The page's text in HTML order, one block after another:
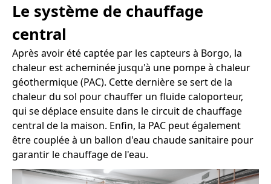
Le système de chauffage
central
Après avoir été captée par les capteurs à Borgo, la
chaleur est acheminée jusqu'à une pompe à chaleur
géothermique (PAC). Cette dernière se sert de la
chaleur du sol pour chauffer un fluide caloporteur,
qui se déplace ensuite dans le circuit de chauffage
central de la maison. Enfin, la PAC peut également
être couplée à un ballon d'eau chaude sanitaire pour
garantir le chauffage de l'eau.